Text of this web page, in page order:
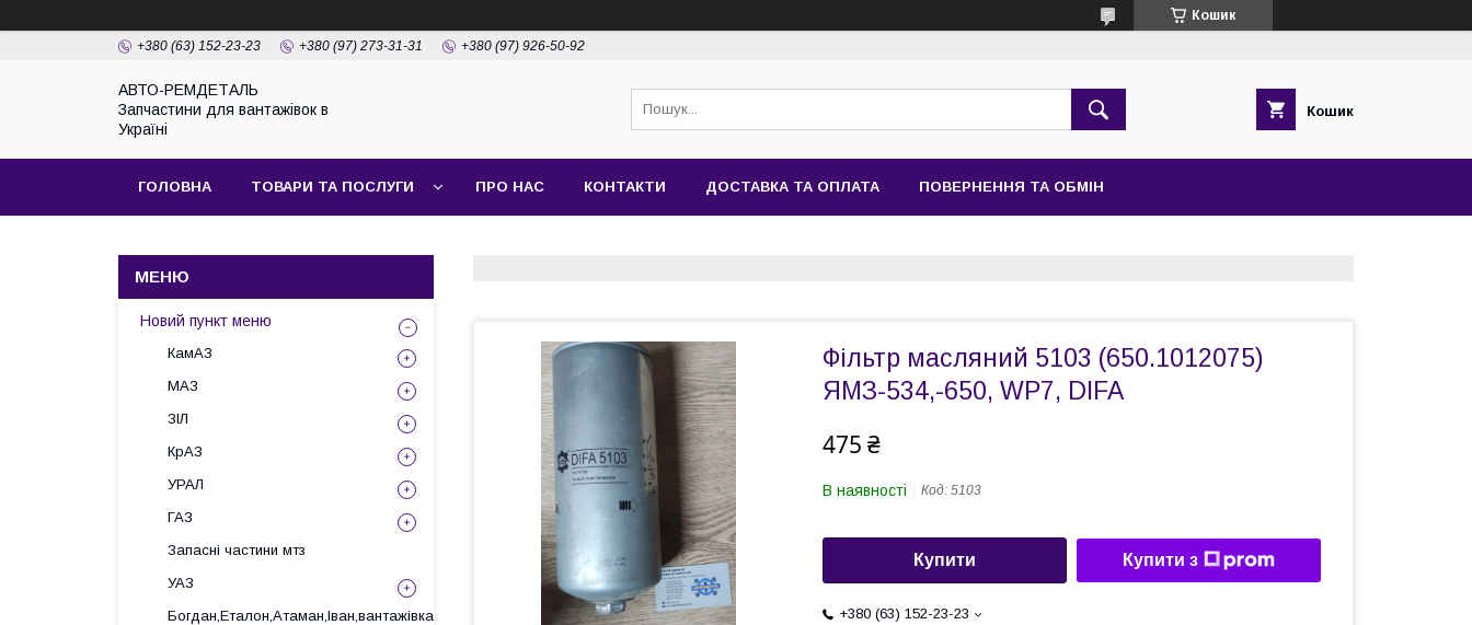
Кошик
+380 (63) 152-23-23 +380 (97) 273-31-31 +380 (97) 926-50-92
АВТО-РЕМДЕТАЛЬ
Запчастини для вантажівок в
Україні
Кошик
ГОЛОВНА ТОВАРИ ТА ПОСЛУГИ ПРО НАС КОНТАКТИ ДОСТАВКА ТА ОПЛАТА ПОВЕРНЕННЯ ТА ОБМІН
Фільтр масляний 5103 (650.1012075)
ЯМЗ-534,-650, WP7, DIFA
475 ₴
В наявності Код: 5103
Купити Купити з
+380 (63) 152-23-23
Новий пункт меню
КамАЗ
МАЗ
ЗІЛ
КрАЗ
УРАЛ
ГАЗ
Запасні частини мтз
УАЗ
Богдан,Еталон,Атаман,Іван,вантажівка